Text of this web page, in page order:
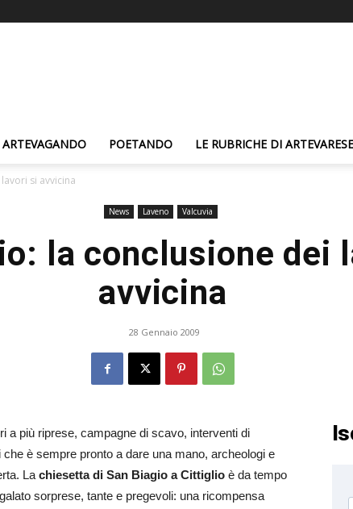
ARTEVAGANDO POETANDO LE RUBRICHE DI ARTEVARESE
si avvicina
News Laveno Valcuvia
la conclusione dei
avvicina
28 Gennaio 2009
a più riprese, campagne di scavo, interventi di
è sempre pronto a dare una mano, archeologi e
La chiesetta di San Biagio a Cittiglio è da tempo
sorprese, tante e pregevoli: una ricompensa